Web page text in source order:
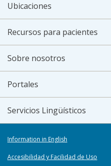
Ubicaciones
Recursos para pacientes
Sobre nosotros
Portales
Servicios Lingüísticos
Information in English
Accesibilidad y Facilidad de Uso